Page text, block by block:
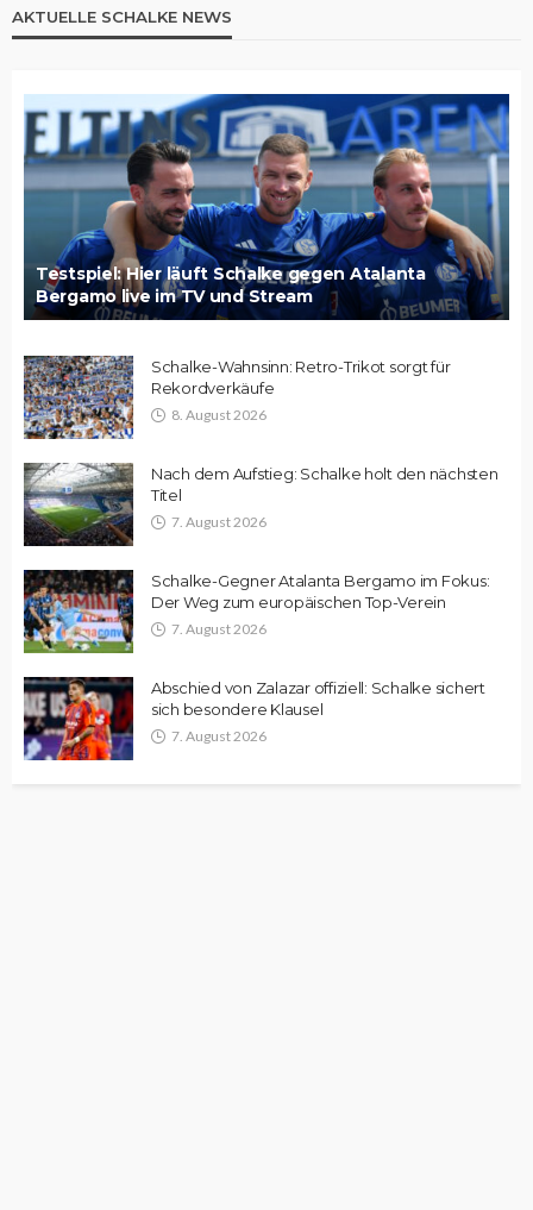
AKTUELLE SCHALKE NEWS
Testspiel: Hier läuft Schalke gegen Atalanta
Bergamo live im TV und Stream
Schalke-Wahnsinn: Retro-Trikot sorgt für
Rekordverkäufe
8. August 2026
Nach dem Aufstieg: Schalke holt den nächsten
Titel
7. August 2026
Schalke-Gegner Atalanta Bergamo im Fokus:
Der Weg zum europäischen Top-Verein
7. August 2026
Abschied von Zalazar offiziell: Schalke sichert
sich besondere Klausel
7. August 2026